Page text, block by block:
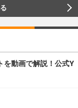
を動画で解説！公式Y